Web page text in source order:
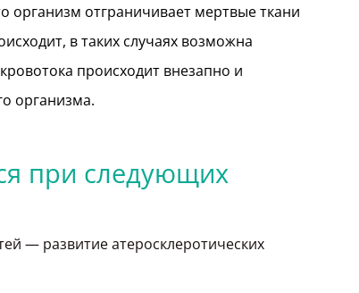
организм отграничивает мертвые ткани
в таких случаях возможна
происходит внезапно и
организма.
при следующих
— развитие атеросклеротических